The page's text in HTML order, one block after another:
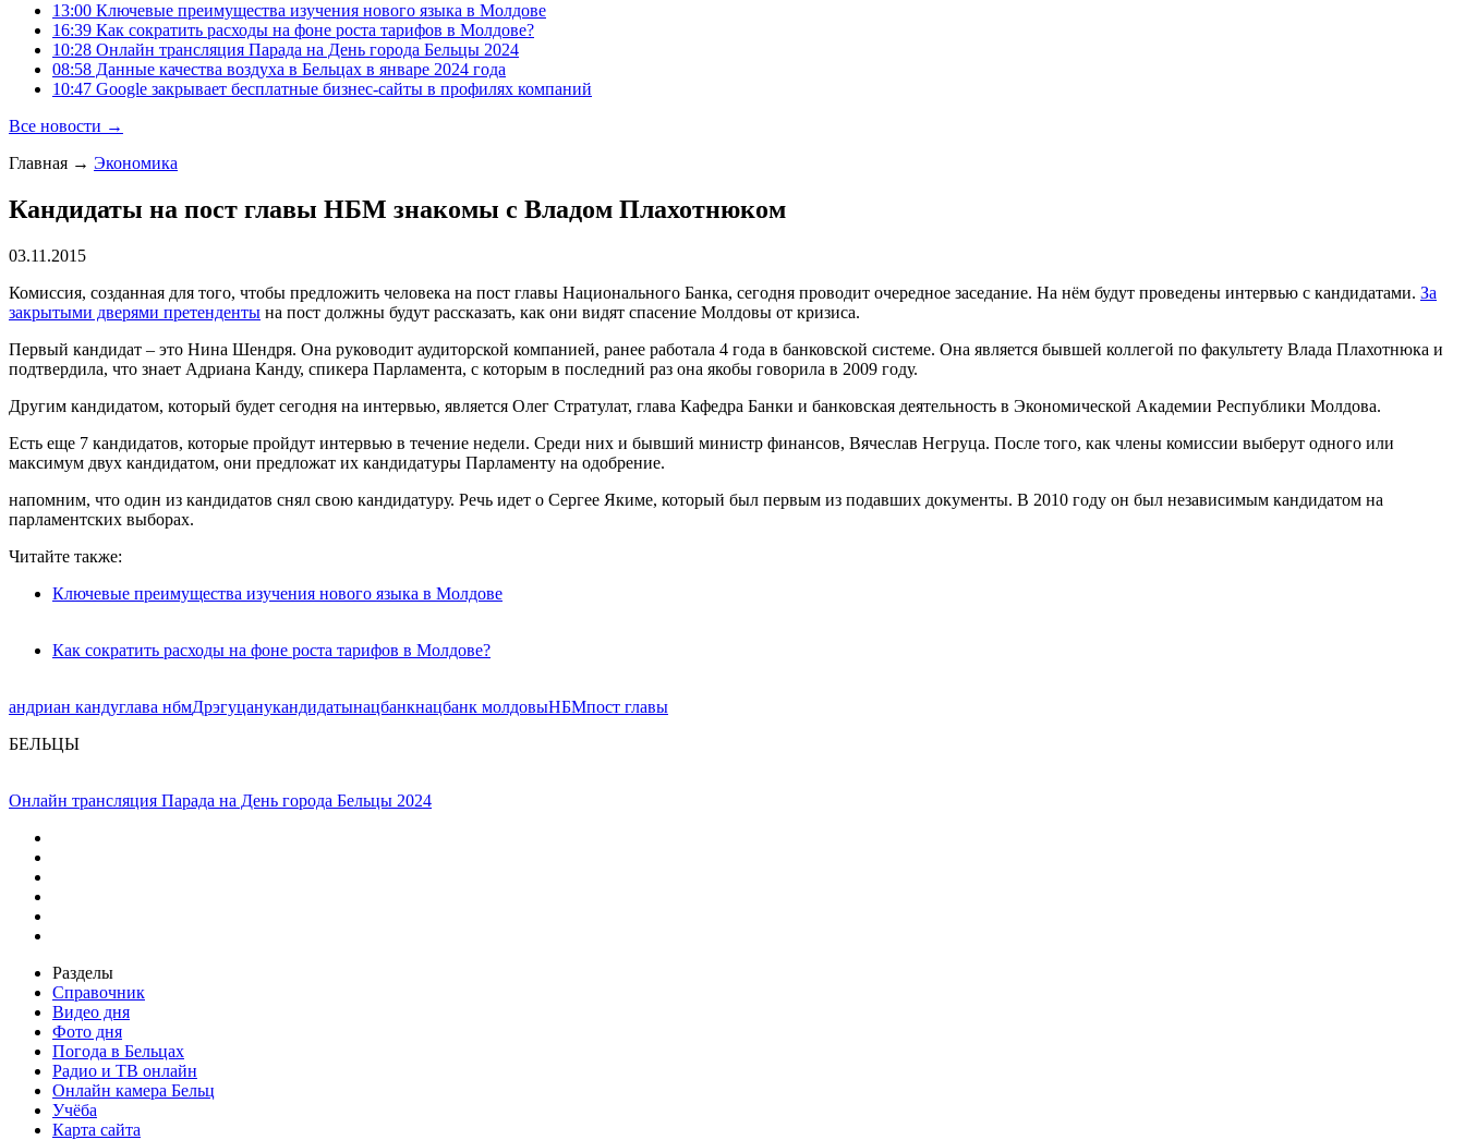
13:00 Ключевые преимущества изучения нового языка в Молдове
16:39 Как сократить расходы на фоне роста тарифов в Молдове?
10:28 Онлайн трансляция Парада на День города Бельцы 2024
08:58 Данные качества воздуха в Бельцах в январе 2024 года
10:47 Google закрывает бесплатные бизнес-сайты в профилях компаний
Все новости →
Главная → Экономика
Кандидаты на пост главы НБМ знакомы с Владом Плахотнюком
03.11.2015
Комиссия, созданная для того, чтобы предложить человека на пост главы Национального Банка, сегодня проводит очередное заседание. На нём будут проведены интервью с кандидатами. За
закрытыми дверями претенденты на пост должны будут рассказать, как они видят спасение Молдовы от кризиса.
Первый кандидат – это Нина Шендря. Она руководит аудиторской компанией, ранее работала 4 года в банковской системе. Она является бывшей коллегой по факультету Влада Плахотнюка и
подтвердила, что знает Адриана Канду, спикера Парламента, с которым в последний раз она якобы говорила в 2009 году.
Другим кандидатом, который будет сегодня на интервью, является Олег Стратулат, глава Кафедра Банки и банковская деятельность в Экономической Академии Республики Молдова.
Есть еще 7 кандидатов, которые пройдут интервью в течение недели. Среди них и бывший министр финансов, Вячеслав Негруца. После того, как члены комиссии выберут одного или
максимум двух кандидатом, они предложат их кандидатуры Парламенту на одобрение.
напомним, что один из кандидатов снял свою кандидатуру. Речь идет о Сергее Якиме, который был первым из подавших документы. В 2010 году он был независимым кандидатом на
парламентских выборах.
Читайте также:
Ключевые преимущества изучения нового языка в Молдове
Как сократить расходы на фоне роста тарифов в Молдове?
андриан кандуглава нбмДрэгуцанукандидатынацбанкнацбанк молдовыНБМпост главы
БЕЛЬЦЫ
Онлайн трансляция Парада на День города Бельцы 2024
Разделы
Справочник
Видео дня
Фото дня
Погода в Бельцах
Радио и ТВ онлайн
Онлайн камера Бельц
Учёба
Карта сайта